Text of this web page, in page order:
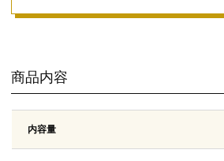
商品内容
内容量